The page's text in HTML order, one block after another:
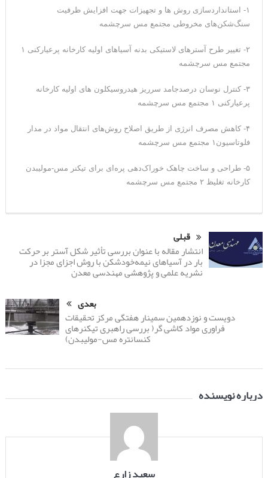
۱- استانداردسازی روش ها و تجهیزات جهت افزایش ظرفیت
سنگ‌شکن‌های مخروطی مجتمع مس سرچشمه
۲-
تغییر طرح آسترهای لاستیکی بدنه آسیاهای اولیه کارخانه پرعیارکنی ۱
مجتمع مس سرچشمه
۳- کنترل نوسان درصدجامد سرریز هیدروسیکلون های اولیه کارخانه
پرعیارکنی ۱ مجتمع مس سرچشمه
۴- کاهش مصرف انرژی از طریق اصلاح روش‌های انتقال مواد در مدار
فلوتاسیون۱ مجتمع مس سرچشمه
۵- طراحی و ساخت چاهک خوراک‌دهی پره‌ای برای تیکنر مس-مولیبدن
کارخانه تغلیظ ۲ مجتمع مس سرچشمه
قبلی
انتشار مقاله‌ با عنوان بررسی تأثیر شکل آستر بر حرکت
بار در آسیاهای نیمه‌خودشکن با روش اجزای مجزا در
نشریه علمی و پژوهشی مهندسی معدن
بعدی
دویست و نوزدهمین سمینار هفتگی مرکز تحقیقات
فراوری مواد کاشی گر( بررسی راهبری تیکنرهای
کنسانتره مس-مولیبدن)
درباره نویسنده
سعید زارع